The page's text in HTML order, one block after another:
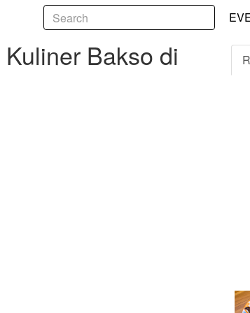
di Kota Tegal
Bakso di